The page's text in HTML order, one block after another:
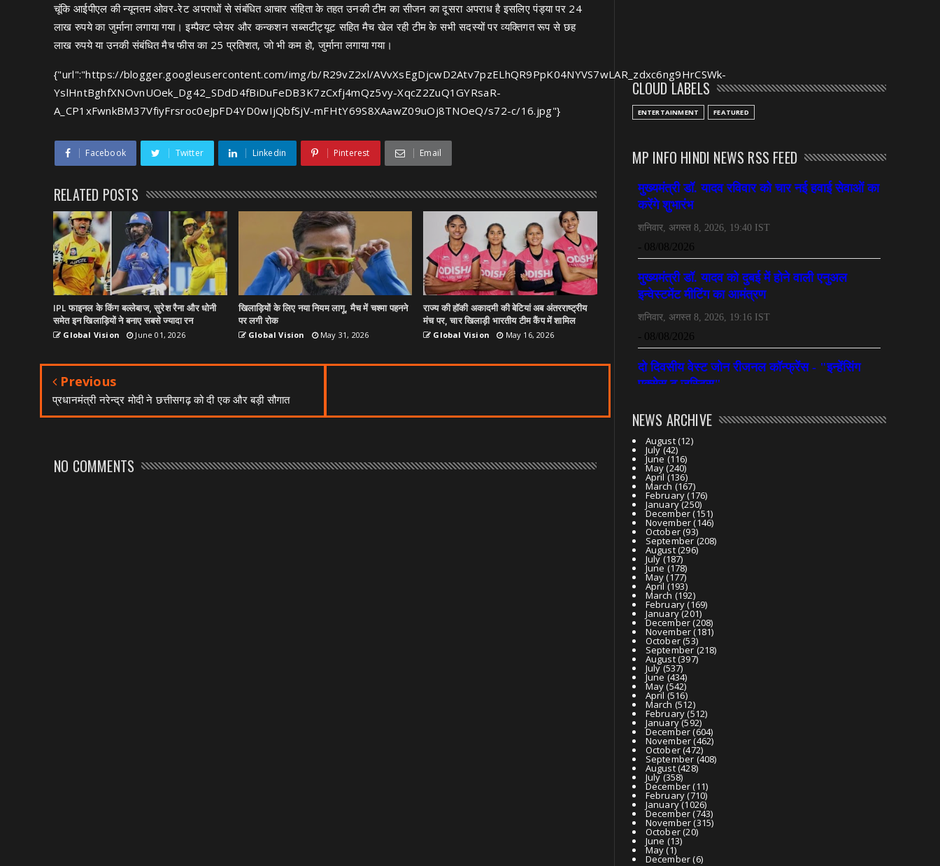
चूंकि आईपीएल की न्यूनतम ओवर-रेट अपराधों से संबंधित आचार संहिता के तहत उनकी टीम का सीजन का दूसरा अपराध है इसलिए पंड्या पर 24
लाख रुपये का जुर्माना लगाया गया। इम्पैक्ट प्लेयर और कन्कशन सब्सटीट्यूट सहित मैच खेल रही टीम के सभी सदस्यों पर व्यक्तिगत रूप से छह
लाख रुपये या उनकी संबंधित मैच फीस का 25 प्रतिशत, जो भी कम हो, जुर्माना लगाया गया।
{"url":"https://blogger.googleusercontent.com/img/b/R29vZ2xl/AVvXsEgDjcwD2Atv7pzELhQR9PpK04NYVS7wLAR_zdxc6ng9HrCSWk-
YslHntBghfXNOvnUOek_Dg42_SDdD4fBiDuFeDB3K7zCxfj4mQz5vy-XqcZ2ZuQ1GYRsaR-
A_CP1xFwnkBM37VfiyFrsroc0eJpFD4YD0wIjQbfSjV-mFHtY69S8XAawZ09uOj8TNOeQ/s72-c/16.jpg"}
Facebook Twitter Linkedin Pinterest Email
RELATED POSTS
IPL फाइनल के किंग बल्लेबाज, सुरेश रैना और धोनी
समेत इन खिलाड़ियों ने बनाए सबसे ज्यादा रन
Global Vision June 01, 2026
खिलाड़ियों के लिए नया नियम लागू, मैच में चश्मा पहनने
पर लगी रोक
Global Vision May 31, 2026
राज्य की हॉकी अकादमी की बेटियां अब अंतरराष्ट्रीय
मंच पर, चार खिलाड़ी भारतीय टीम कैंप में शामिल
Global Vision May 16, 2026
Previous
प्रधानमंत्री नरेन्द्र मोदी ने छत्तीसगढ़ को दी एक और बड़ी सौगात
NO COMMENTS
CLOUD LABELS
ENTERTAINMENT FEATURED
MP INFO HINDI NEWS RSS FEED
NEWS ARCHIVE
August(12)
July(42)
June(116)
May(240)
April (136)
March (167)
February(176)
January(250)
December(151)
November(146)
October(93)
September(208)
August(296)
July(187)
June(178)
May(177)
April (193)
March (192)
February(169)
January(201)
December(208)
November(181)
October(53)
September(218)
August(397)
July(537)
June(434)
May(542)
April (516)
March (512)
February(512)
January(592)
December(604)
November(462)
October(472)
September (408)
August(428)
July(358)
December(11)
February(710)
January(1026)
December(743)
November(315)
October(20)
June (13)
May(1)
December(6)